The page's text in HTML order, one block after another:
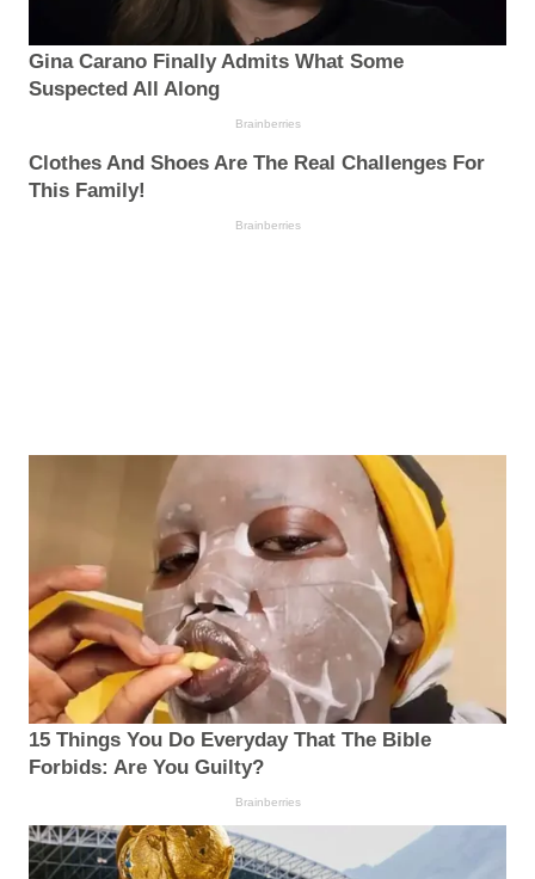
Gina Carano Finally Admits What Some
Suspected All Along
Brainberries
Clothes And Shoes Are The Real Challenges For
This Family!
Brainberries
15 Things You Do Everyday That The Bible
Forbids: Are You Guilty?
Brainberries